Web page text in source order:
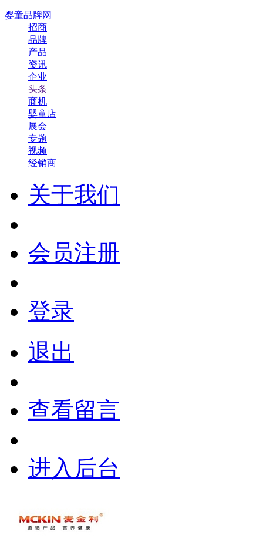
婴童品牌网
招商
品牌
产品
资讯
企业
头条
商机
婴童店
展会
专题
视频
经销商
关于我们
会员注册
登录
退出
查看留言
进入后台